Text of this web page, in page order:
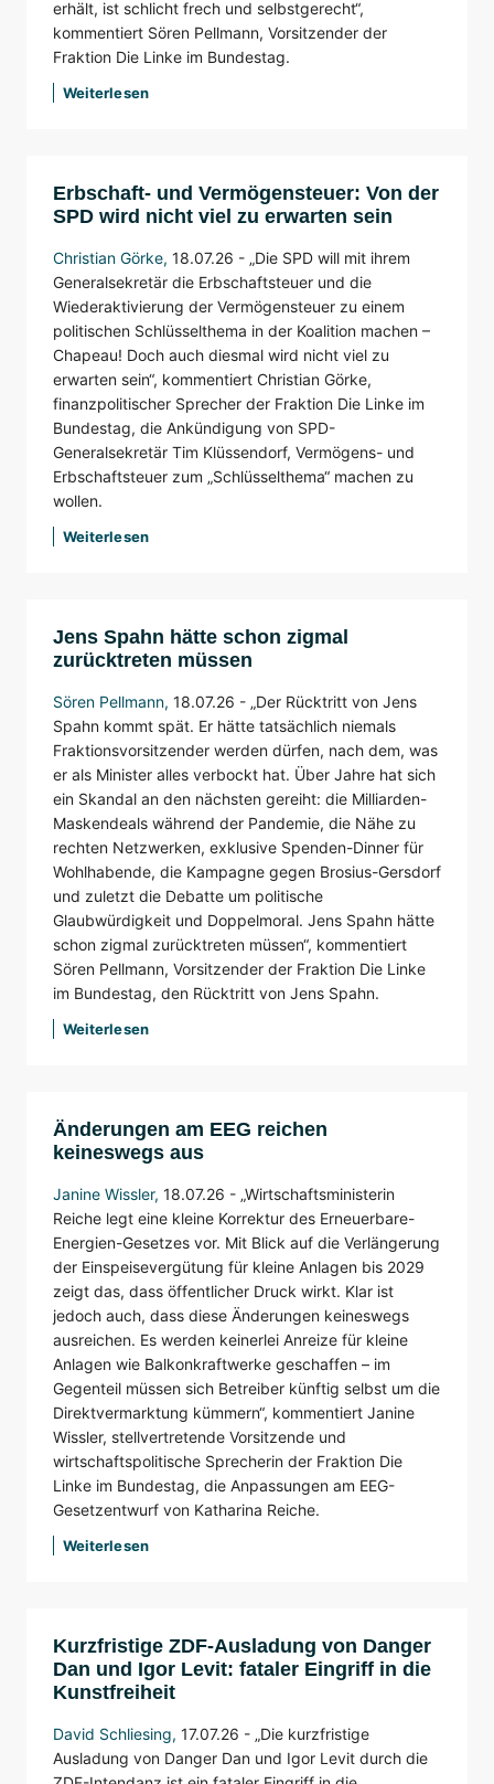
erhält, ist schlicht frech und selbstgerecht“,
kommentiert Sören Pellmann, Vorsitzender der
Fraktion Die Linke im Bundestag.
Weiterlesen
Erbschaft- und Vermögensteuer: Von der
SPD wird nicht viel zu erwarten sein
Christian Görke, 18.07.26 - „Die SPD will mit ihrem
Generalsekretär die Erbschaftsteuer und die
Wiederaktivierung der Vermögensteuer zu einem
politischen Schlüsselthema in der Koalition machen –
Chapeau! Doch auch diesmal wird nicht viel zu
erwarten sein“, kommentiert Christian Görke,
finanzpolitischer Sprecher der Fraktion Die Linke im
Bundestag, die Ankündigung von SPD-
Generalsekretär Tim Klüssendorf, Vermögens- und
Erbschaftsteuer zum „Schlüsselthema“ machen zu
wollen.
Weiterlesen
Jens Spahn hätte schon zigmal
zurücktreten müssen
Sören Pellmann, 18.07.26 - „Der Rücktritt von Jens
Spahn kommt spät. Er hätte tatsächlich niemals
Fraktionsvorsitzender werden dürfen, nach dem, was
er als Minister alles verbockt hat. Über Jahre hat sich
ein Skandal an den nächsten gereiht: die Milliarden-
Maskendeals während der Pandemie, die Nähe zu
rechten Netzwerken, exklusive Spenden-Dinner für
Wohlhabende, die Kampagne gegen Brosius-Gersdorf
und zuletzt die Debatte um politische
Glaubwürdigkeit und Doppelmoral. Jens Spahn hätte
schon zigmal zurücktreten müssen“, kommentiert
Sören Pellmann, Vorsitzender der Fraktion Die Linke
im Bundestag, den Rücktritt von Jens Spahn.
Weiterlesen
Änderungen am EEG reichen
keineswegs aus
Janine Wissler, 18.07.26 - „Wirtschaftsministerin
Reiche legt eine kleine Korrektur des Erneuerbare-
Energien-Gesetzes vor. Mit Blick auf die Verlängerung
der Einspeisevergütung für kleine Anlagen bis 2029
zeigt das, dass öffentlicher Druck wirkt. Klar ist
jedoch auch, dass diese Änderungen keineswegs
ausreichen. Es werden keinerlei Anreize für kleine
Anlagen wie Balkonkraftwerke geschaffen – im
Gegenteil müssen sich Betreiber künftig selbst um die
Direktvermarktung kümmern“, kommentiert Janine
Wissler, stellvertretende Vorsitzende und
wirtschaftspolitische Sprecherin der Fraktion Die
Linke im Bundestag, die Anpassungen am EEG-
Gesetzentwurf von Katharina Reiche.
Weiterlesen
Kurzfristige ZDF-Ausladung von Danger
Dan und Igor Levit: fataler Eingriff in die
Kunstfreiheit
David Schliesing, 17.07.26 - „Die kurzfristige
Ausladung von Danger Dan und Igor Levit durch die